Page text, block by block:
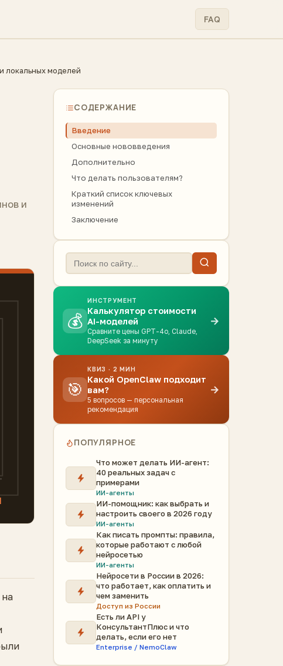
FAQ
локальных моделей
и
СОДЕРЖАНИЕ
Введение
Основные нововведения
Дополнительно
Что делать пользователям?
Краткий список ключевых
изменений
Заключение
💰
ИНСТРУМЕНТ
Калькулятор стоимости
AI-моделей
Сравните цены GPT-4o, Claude,
DeepSeek за минуту
→
🎯
КВИЗ · 2 МИН
Какой OpenClaw подходит
вам?
5 вопросов — персональная
рекомендация
→
ПОПУЛЯРНОЕ
Что может делать ИИ-агент:
40 реальных задач с
примерами
ИИ-агенты
ИИ-помощник: как выбрать и
настроить своего в 2026 году
ИИ-агенты
Как писать промпты: правила,
которые работают с любой
нейросетью
ИИ-агенты
Нейросети в России в 2026:
что работает, как оплатить и
чем заменить
Доступ из России
Есть ли API у
КонсультантПлюс и что
делать, если его нет
Enterprise / NemoClaw